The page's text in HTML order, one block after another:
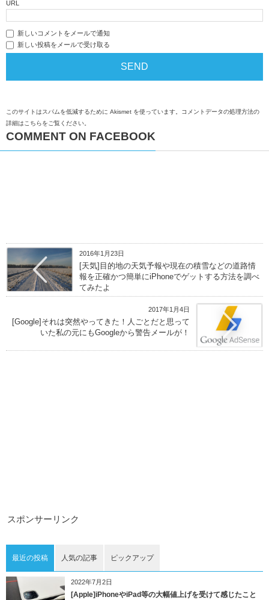
URL
新しいコメントをメールで通知
新しい投稿をメールで受け取る
このサイトはスパムを低減するために Akismet を使っています。 コメントデータの処理方法の
詳細はこちらをご覧ください
COMMENT ON FACEBOOK
2016年1月23日
[天気]目的地の天気予報や現在の積雪などの道路情
報を正確かつ簡単にiPhoneでゲットする方法を調べ
てみたよ
2017年1月4日
[Google]それは突然やってきた！人ごとだと思って
いた私の元にもGoogleから警告メールが！
スポンサーリンク
最近の投稿 人気の記事 ピックアップ
2022年7月2日
[Apple]iPhoneやiPad等の大幅値上げを受けて感じたこと